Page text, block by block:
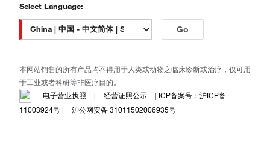
Select Language:
Go
本网站销售的所有产品均不得用于人类或动物之临床诊断或治疗，仅可用
于工业或者科研等非医疗目的。
电子营业执照
| 经营证照公示 | ICP备案号：沪ICP备
11003924号 | 沪公网安备 31011502006935号